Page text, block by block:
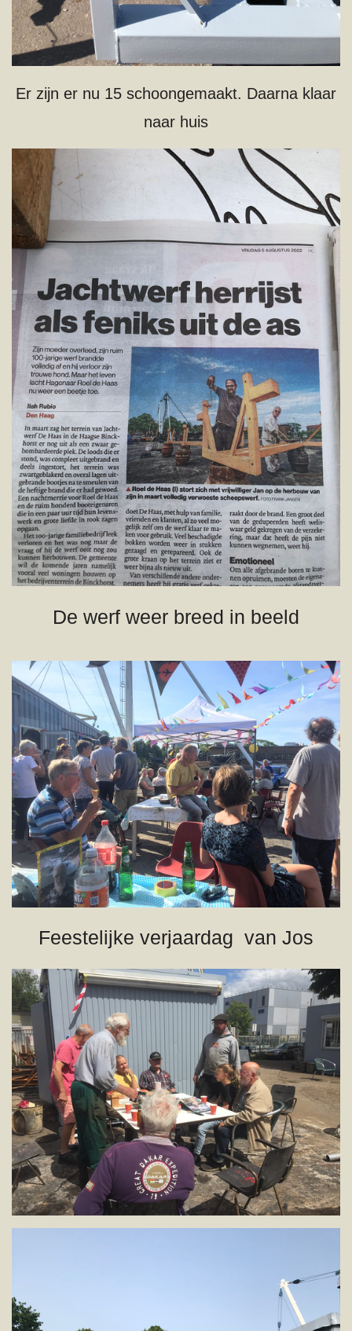
Er zijn er nu 15 schoongemaakt. Daarna klaar
naar huis
De werf weer breed in beeld
Feestelijke verjaardag van Jos